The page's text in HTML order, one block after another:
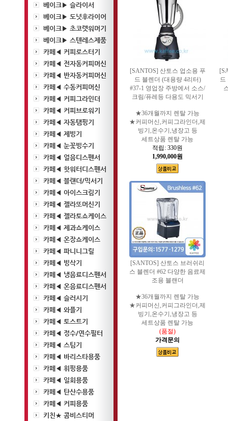
베이크▶ 슬라이서
베이크▶ 도넛후라이어
베이크▶ 초코렛워머기
베이크▶ 스텐레스제품
카페◀ 커피로스터기
카페◀ 전자동커피머신
카페◀ 반자동커피머신
카페◀ 수동커피머신
카페◀ 커피그라인더
카페◀ 커피브로워기
카페◀ 자동탬핑기
카페◀ 제빙기
카페◀ 눈꽃빙수기
카페◀ 얼음디스펜서
카페◀ 핫워터디스펜서
카페◀ 블랜더/믹서기
카페◀ 아이스크림기
카페◀ 젤라또머신기
카페◀ 젤라토쇼케이스
카페◀ 제과쇼케이스
카페◀ 온장쇼케이스
카페◀ 파니니그릴
카페◀ 빙삭기
카페◀ 냉음료디스펜서
카페◀ 온음료디스펜서
카페◀ 슬러시기
카페◀ 와플기
카페◀ 토스트기
카페◀ 정수/연수필터
카페◀ 스팀기
카페◀ 바리스타용품
카페◀ 휘핑용품
카페◀ 일회용품
카페◀ 탄산수용품
카페◀ 커피용품
키친★ 콤비스티머
[SANTOS] 산토스 업소용 푸
드 블렌더 (대용량 4리터)
#37-1 영업장 주방에서 소스/
크림/퓨레등 다용도 믹서기
★36개월까지 렌탈 가능
★커피머신,커피그라인더,제
빙기,온수기,냉장고 등
세트상품 렌탈 가능
적립: 330원
1,990,000원
드
[SANTOS] 산토스 브러쉬리
스 블렌더 #62 다양한 음료제
조용 블랜더
★36개월까지 렌탈 가능
★커피머신,커피그라인더,제
빙기,온수기,냉장고 등
세트상품 렌탈 가능
(품절)
가격문의